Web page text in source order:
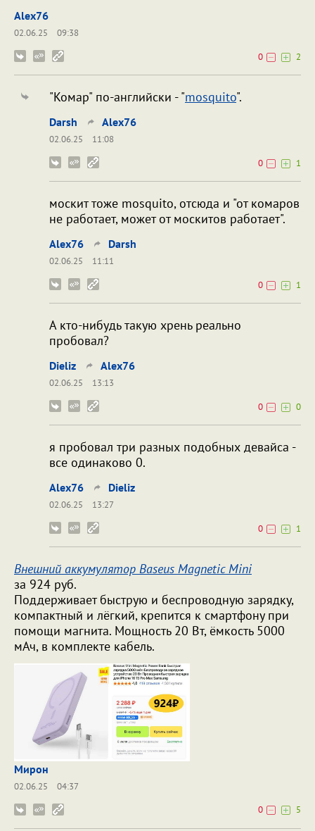
Alex76
02.06.25
09:38
0
2
"Комар" по-английски - "mosquito".
Darsh Alex76
02.06.25
11:08
0
1
москит тоже mosquito, отсюда и "от комаров
не работает, может от москитов работает".
Alex76 Darsh
02.06.25
11:11
0
1
А кто-нибудь такую хрень реально
пробовал?
Dieliz Alex76
02.06.25
13:13
0
0
я пробовал три разных подобных девайса -
все одинаково 0.
Alex76 Dieliz
02.06.25
13:27
0
1
Внешний аккумулятор Baseus Magnetic Mini
за 924 руб.
Поддерживает быструю и беспроводную зарядку,
компактный и лёгкий, крепится к смартфону при
помощи магнита. Мощность 20 Вт, ёмкость 5000
мАч, в комплекте кабель.
Мирон
02.06.25
04:37
0
5